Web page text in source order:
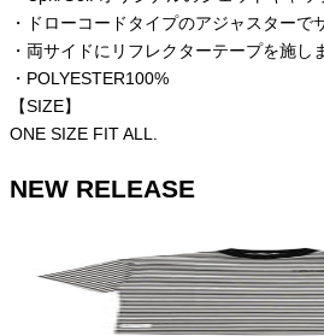
・ドローコードタイプのアジャスターで
・両サイドにリフレクターテープを施し
・POLYESTER100%
【SIZE】
ONE SIZE FIT ALL.
NEW RELEASE